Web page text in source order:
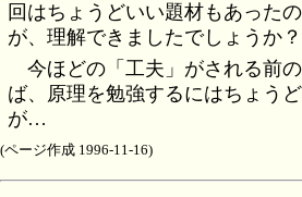
回はちょうどいい題材もあった
が、理解できましたでしょうか？
今ほどの「工夫」がされる前
ば、原理を勉強するにはちょう
が…
(ページ作成 1996-11-16)